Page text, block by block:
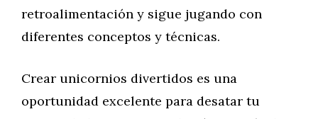
retroalimentación y sigue jugando con
diferentes conceptos y técnicas.
Crear unicornios divertidos es una
oportunidad excelente para desatar tu